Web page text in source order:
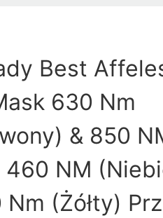
Best
630 Nm
& 850
460 NM
Nm (żółty)